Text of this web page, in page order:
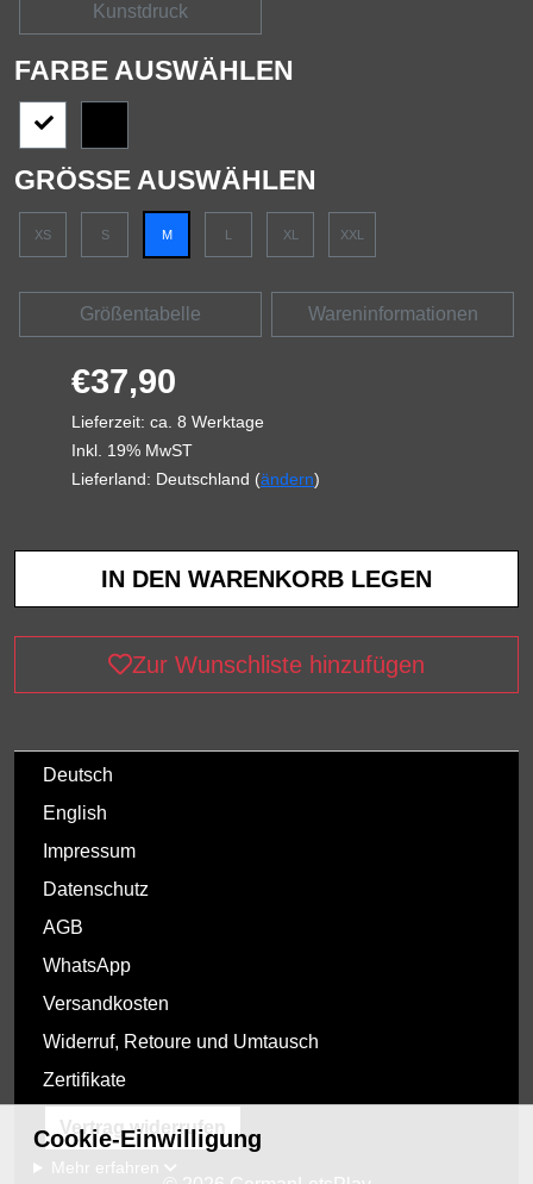
Kunstdruck
FARBE AUSWÄHLEN
GRÖSSE AUSWÄHLEN
XS S M XL XXL
Größentabelle Wareninformationen
€37,90
Lieferzeit: ca. 8 Werktage
Inkl. 19% MwST
Lieferland: Deutschland (ändern)
Zur Wunschliste hinzufügen
Deutsch
English
Impressum
Datenschutz
AGB
WhatsApp
Versandkosten
Widerruf, Retoure und Umtausch
Zertifikate
Vertrag widerrufen
Cookie-Einwilligung
Mehr erfahren